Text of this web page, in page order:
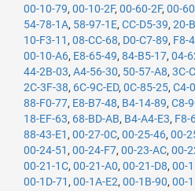
00-10-79, 00-10-2F, 00-60-2F, 00-
54-78-1A, 58-97-1E, CC-D5-39, 20-
10-F3-11 , 08-CC-68, D0-C7-89, F8-
00-10-A6, E8-65-49, 84-B5-17, 04-
44-2B-03, A4-56-30, 50-57-A8, 3C-
2C-3F-38, 6C-9C-ED, 0C-85-25, C4-
88-F0-77, E8-B7-48, B4-14-89, C8-
18-EF-63, 68-BD-AB, B4-A4-E3, F8-
88-43-E1 , 00-27-0C, 00-25-46, 00-
00-24-51 , 00-24-F7, 00-23-AC, 00-
00-21-1C, 00-21-A0, 00-21-D8, 00-
00-1D-71 , 00-1A-E2, 00-1B-90, 00-